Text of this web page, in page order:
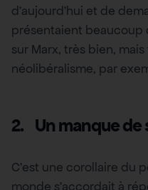
d’aujourd’hui et de
présentaient beaucoup
sur Marx, très bien,
néolibéralisme, par
2. Un manque
C’est une corollaire du
monde s’accordait à